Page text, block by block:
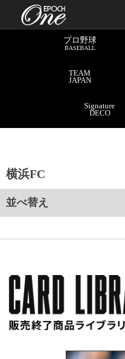
プロ野球
BASEBALL
TEAM
JAPAN
Signature
DECO
横浜FC
並べ替え